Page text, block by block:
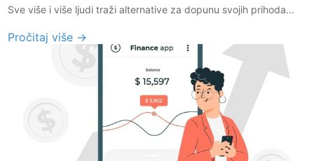
Sve više i više ljudi traži alternative za dopunu svojih prihoda...
Pročitaj više →